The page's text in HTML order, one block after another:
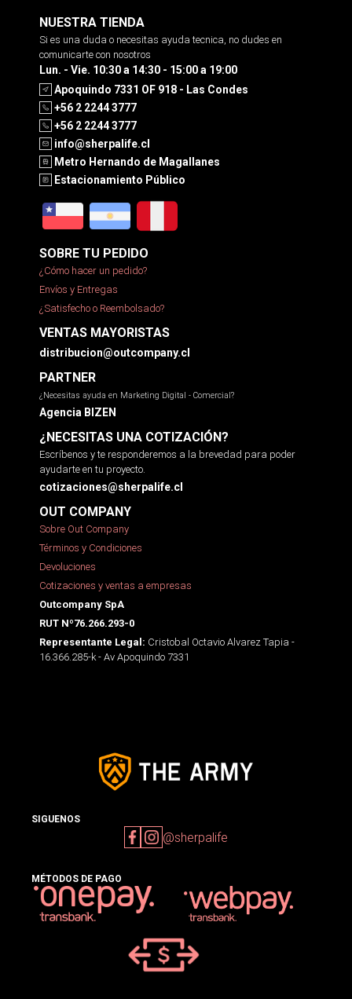
NUESTRA TIENDA
Si es una duda o necesitas ayuda tecnica, no dudes en
comunicarte con nosotros
Lun. - Vie. 10:30 a 14:30 - 15:00 a 19:00
Apoquindo 7331 OF 918 - Las Condes
+56 2 2244 3777
+56 2 2244 3777
info@sherpalife.cl
Metro Hernando de Magallanes
Estacionamiento Público
SOBRE TU PEDIDO
¿Cómo hacer un pedido?
Envíos y Entregas
¿Satisfecho o Reembolsado?
VENTAS MAYORISTAS
distribucion@outcompany.cl
PARTNER
¿Necesitas ayuda en Marketing Digital - Comercial?
Agencia BIZEN
¿NECESITAS UNA COTIZACIÓN?
Escríbenos y te responderemos a la brevedad para poder
ayudarte en tu proyecto.
cotizaciones@sherpalife.cl
OUT COMPANY
Sobre Out Company
Términos y Condiciones
Devoluciones
Cotizaciones y ventas a empresas
Outcompany SpA
RUT Nº76.266.293-0
Representante Legal: Cristobal Octavio Alvarez Tapia -
16.366.285-k - Av Apoquindo 7331
SIGUENOS
@sherpalife
MÉTODOS DE PAGO